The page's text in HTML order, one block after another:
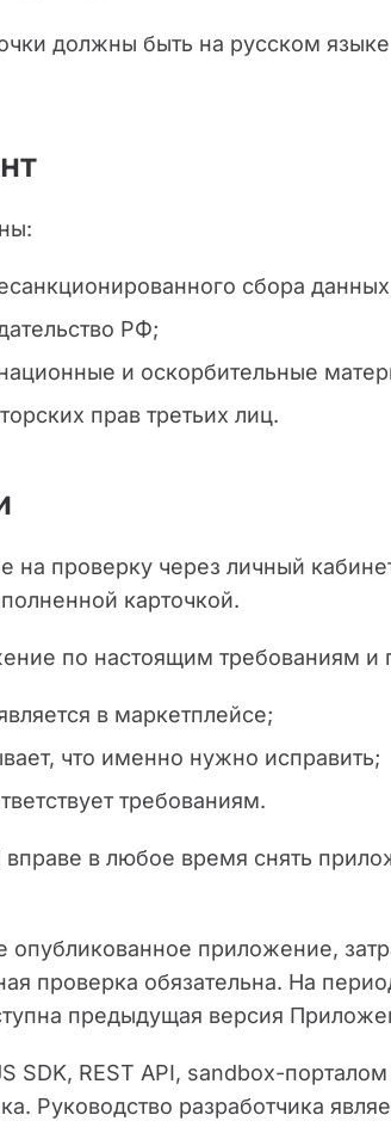
должны быть на русском
сбора
РФ;
и оскорбительные
прав третьих лиц.
на проверку через личный
карточкой.
по настоящим требованиям
в маркетплейсе;
что именно нужно исправить;
требованиям.
в любое время снять
приложение,
проверка обязательна. На
предыдущая версия
SDK, REST API, sandbox-
Руководство разработчика